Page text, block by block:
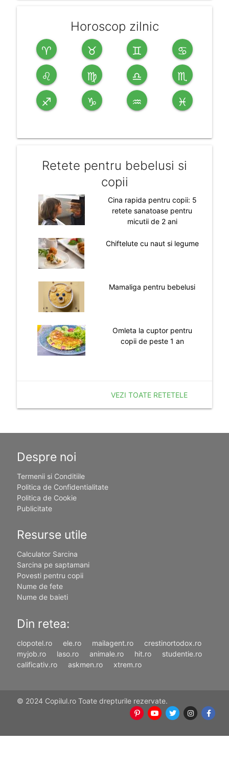
Elisabeta Ratiu
Adio, constipatie, burta umflata si celulita!
Horoscop zilnic
♐
Retete pentru bebelusi si
Mamaliga pentru bebelusi
Omleta la cuptor pentru
copii de peste 1 an